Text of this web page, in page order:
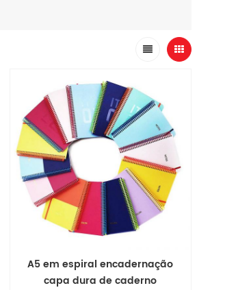
A5 em espiral encadernação
capa dura de caderno